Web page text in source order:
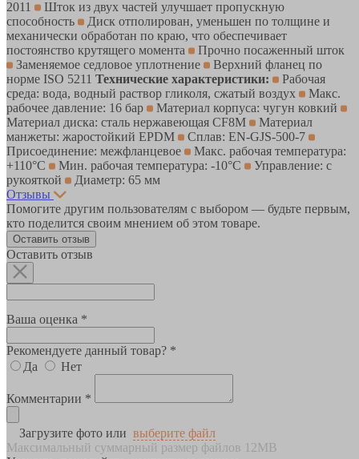
2011
Шток из двух частей улучшает пропускную
способность
Диск отполирован, уменьшен по толщине и
механически обработан по краю, что обеспечивает
постоянство крутящего момента
Прочно посаженный шток
Заменяемое седловое уплотнение
Верхний фланец по
норме ISO 5211 Технические характеристики:
Рабочая
среда: вода, водный раствор гликоля, сжатый воздух
Макс.
рабочее давление: 16 бар
Материал корпуса: чугун ковкий
Материал диска: сталь нержавеющая CF8M
Материал
манжеты: жаростойкий EPDM
Сплав: EN-GJS-500-7
Присоединение: межфланцевое
Макс. рабочая температура:
+110°С
Мин. рабочая температура: -10°С
Управление: с
рукояткой
Диаметр: 65 мм
Отзывы
Помогите другим пользователям с выбором — будьте первым,
кто поделится своим мнением об этом товаре.
Оставить отзыв
Оставить отзыв
Ваша оценка *
Рекомендуете данный товар? *
Да
Нет
Комментарии *
Загрузите фото или выберите файл
Максимальный суммарный размер файлов 12MB